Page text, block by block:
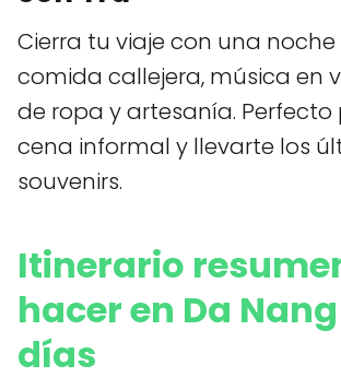
Cierra tu viaje con una noche
comida callejera, música en
de ropa y artesanía.
cena informal y llevarte los
souvenirs.
Itinerario
hacer en Da
días